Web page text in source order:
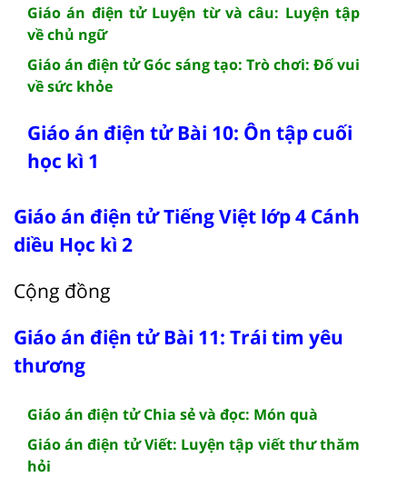
Giáo án điện tử Luyện từ và câu: Luyện tập
về chủ ngữ
Giáo án điện tử Góc sáng tạo: Trò chơi: Đố vui
về sức khỏe
Giáo án điện tử Bài 10: Ôn tập cuối
học kì 1
Giáo án điện tử Tiếng Việt lớp 4 Cánh
diều Học kì 2
Cộng đồng
Giáo án điện tử Bài 11: Trái tim yêu
thương
Giáo án điện tử Chia sẻ và đọc: Món quà
Giáo án điện tử Viết: Luyện tập viết thư thăm
hỏi